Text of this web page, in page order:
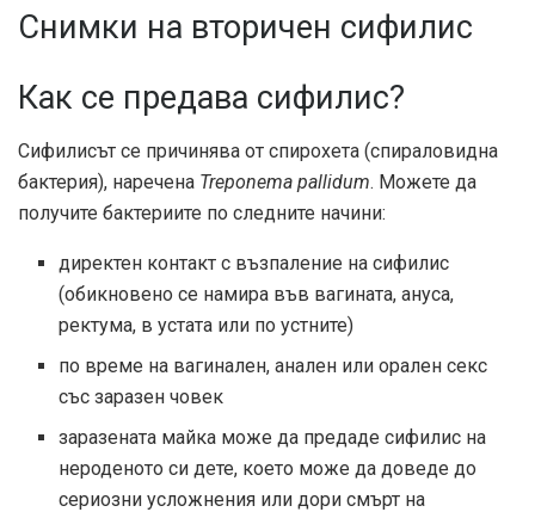
Снимки на вторичен сифилис
Как се предава сифилис?
Сифилисът се причинява от спирохета (спираловидна
бактерия), наречена Treponema pallidum. Можете да
получите бактериите по следните начини:
директен контакт с възпаление на сифилис
(обикновено се намира във вагината, ануса,
ректума, в устата или по устните)
по време на вагинален, анален или орален секс
със заразен човек
заразената майка може да предаде сифилис на
нероденото си дете, което може да доведе до
сериозни усложнения или дори смърт на